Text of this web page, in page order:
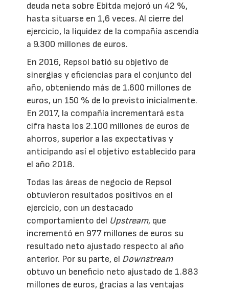
deuda neta sobre Ebitda mejoró un 42 %,
hasta situarse en 1,6 veces. Al cierre del
ejercicio, la liquidez de la compañía ascendía
a 9.300 millones de euros.
En 2016, Repsol batió su objetivo de
sinergias y eficiencias para el conjunto del
año, obteniendo más de 1.600 millones de
euros, un 150 % de lo previsto inicialmente.
En 2017, la compañía incrementará esta
cifra hasta los 2.100 millones de euros de
ahorros, superior a las expectativas y
anticipando así el objetivo establecido para
el año 2018.
Todas las áreas de negocio de Repsol
obtuvieron resultados positivos en el
ejercicio, con un destacado
comportamiento del Upstream, que
incrementó en 977 millones de euros su
resultado neto ajustado respecto al año
anterior. Por su parte, el Downstream
obtuvo un beneficio neto ajustado de 1.883
millones de euros, gracias a las ventajas